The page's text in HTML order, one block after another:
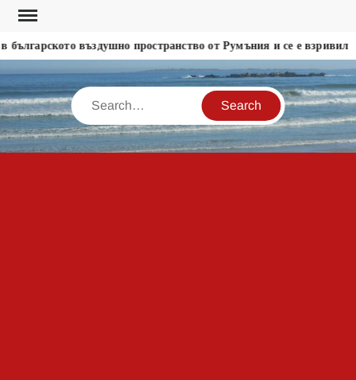
Skip
content
въздушно пространство от Румъния и се е взривил
Search